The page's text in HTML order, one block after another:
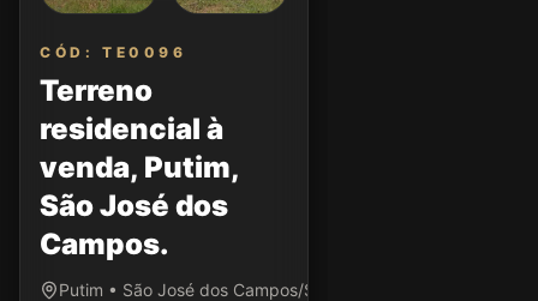
CÓD: TE0096
Terreno
residencial à
venda, Putim,
São José dos
Campos.
Putim • São José dos Campos/SP